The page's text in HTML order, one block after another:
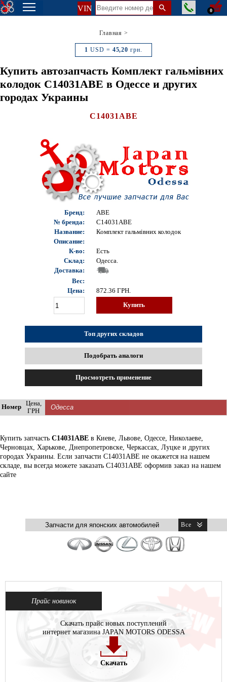
VIN 0
Главная >
1 USD = 45,20 грн.
Купить автозапчасть Комплект гальмівних
колодок C14031ABE в Одессе и других
городах Украины
C14031ABE
Бренд:
ABE
№ бренда:
C14031ABE
Название:
Комплект гальмівних колодок
Описание:
К-во:
Есть
Склад:
Одесса.
Доставка:
Вес:
Цена:
872.36 ГРН.
Купить
Топ других складов
Подобрать аналоги
Просмотреть применение
Номер
Цена,
ГРН
Купить запчасть C14031ABE в Киеве, Львове, Одессе, Николаеве,
Черновцах, Харькове, Днепропетровске, Черкассах, Луцке и других
городах Украины. Если запчасти C14031ABE не окажется на нашем
складе, вы всегда можете заказать C14031ABE оформив заказ на нашем
сайте
Прайс новинок
Скачать прайс новых поступлений
интернет магазина JAPAN MOTORS ODESSA
Скачать